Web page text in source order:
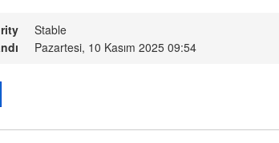
Stable
Pazartesi, 10 Kasım 2025 09:54